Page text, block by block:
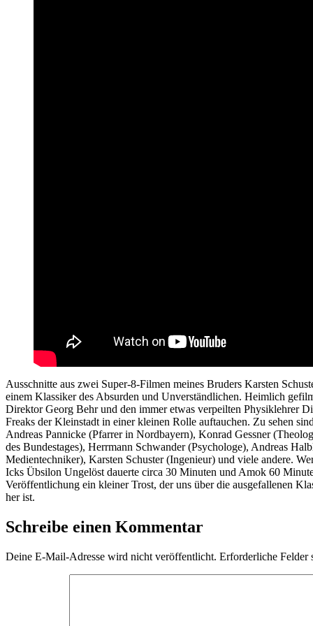
Ausschnitte aus zwei Super-8-Filmen meines Bruders Karsten
einem Klassiker des Absurden und Unverständlichen. Heimlich
Direktor Georg Behr und den immer etwas verpeilten Physiklehrer
Freaks der Kleinstadt in einer kleinen Rolle auftauchen. Zu sehen
Andreas Pannicke (Pfarrer in Nordbayern), Konrad Gessner
des Bundestages), Herrmann Schwander (Psychologe), Andreas
Medientechniker), Karsten Schuster (Ingenieur) und viele andere.
Icks Übsilon Ungelöst dauerte circa 30 Minuten und Amok 60
Veröffentlichung ein kleiner Trost, der uns über die ausgefallenen
her ist.
Schreibe einen Kommentar
Deine E-Mail-Adresse wird nicht veröffentlicht. Erforderliche Felder